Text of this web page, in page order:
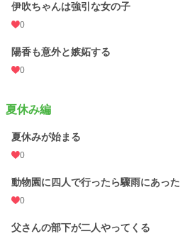
伊吹ちゃんは強引な女の子
0
陽香も意外と嫉妬する
0
夏休み編
夏休みが始まる
0
動物園に四人で行ったら驟雨にあった
0
父さんの部下が二人やってくる